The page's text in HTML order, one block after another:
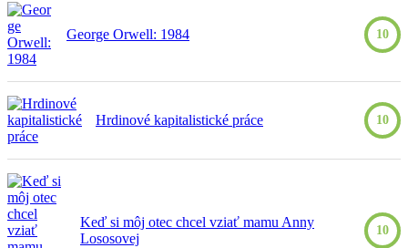
George Orwell: 1984 10
Hrdinové kapitalistické práce 10
Keď si môj otec chcel vziať mamu Anny
Lososovej
10